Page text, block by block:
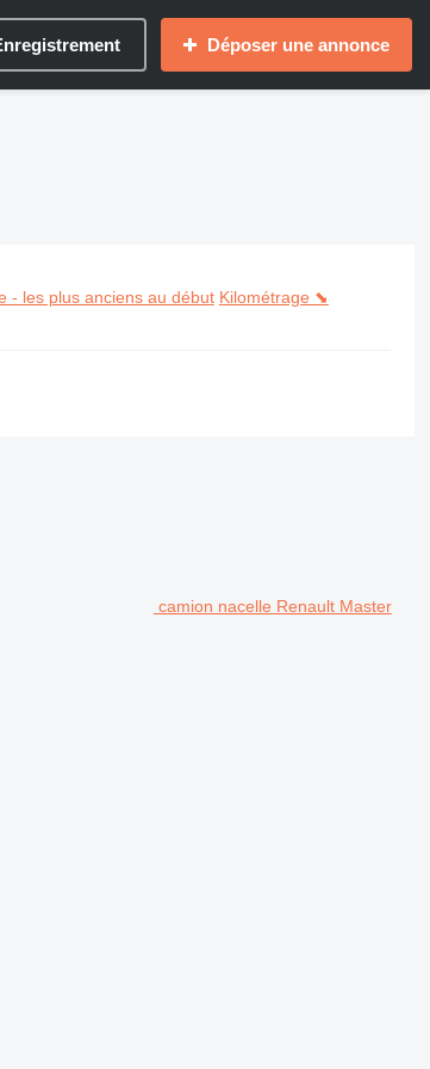
Déposer une annonce
- les plus anciens au début Kilométrage ⬊
camion nacelle Renault Master